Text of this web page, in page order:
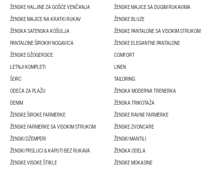
ŽENSKE HALJINE ZA GOŠĆE VENČANJA
ŽENSKE MAJICE SA DUGIM RUKAVIMA
ŽENSKE MAJICE NA KRATKI RUKAV
ŽENSKE BLUZE
ŽENSKA SATENSKA KOŠULJA
ŽENSKE PANTALONE SA VISOKIM STRUKOM
PANTALONE ŠIROKIH NOGAVICA
ŽENSKE ELEGANTNE PANTALONE
ŽENSKE DŽOGERSICE
COMFORT
LETNJI KOMPLETI
LINEN
ŠORC
TAILORING
ODEĆA ZA PLAŽU
ŽENSKA MODERNA TRENERKA
DENIM
ŽENSKA TRIKOTAŽA
ŽENSKE ŠIROKE FARMERKE
ŽENSKE RAVNE FARMERKE
ŽENSKE FARMERKE SA VISOKIM STRUKOM
ŽENSKE ZVONCARE
ŽENSKI DŽEMPERI
ŽENSKI MANTILI
ŽENSKI PRSLUCI & KAPUTI BEZ RUKAVA
ŽENSKA ODELA
ŽENSKE VISOKE ŠTIKLE
ŽENSKE MOKASINE